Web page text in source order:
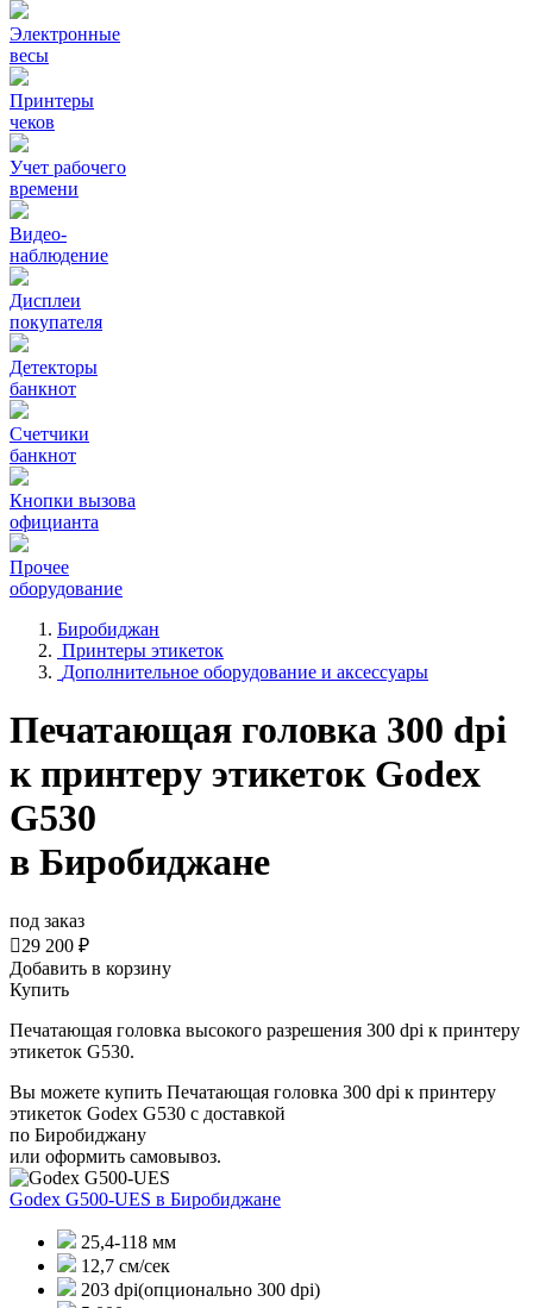
Электронные
весы
Принтеры
чеков
Учет рабочего
времени
Видео‑
наблюдение
Дисплеи
покупателя
Детекторы
банкнот
Счетчики
банкнот
Кнопки вызова
официанта
Прочее
оборудование
Биробиджан
Принтеры этикеток
Дополнительное оборудование и аксессуары
Печатающая головка 300 dpi
к принтеру этикеток Godex
G530
в Биробиджане
под заказ
29 200 ₽
Добавить в корзину
Купить
Печатающая головка высокого разрешения 300 dpi к принтеру
этикеток G530.
Вы можете купить Печатающая головка 300 dpi к принтеру
этикеток Godex G530 с доставкой
по Биробиджану
или оформить самовывоз.
Godex G500-UES в Биробиджане
25,4-118 мм
12,7 см/сек
203 dpi(опционально 300 dpi)